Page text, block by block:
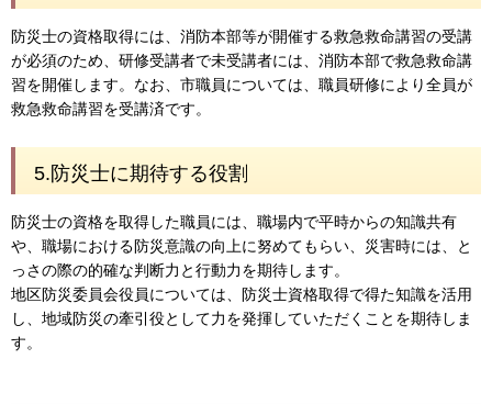
防災士の資格取得には、消防本部等が開催する救急救命講習の受講
が必須のため、研修受講者で未受講者には、消防本部で救急救命講
習を開催します。なお、市職員については、職員研修により全員が
救急救命講習を受講済です。
5.防災士に期待する役割
防災士の資格を取得した職員には、職場内で平時からの知識共有
や、職場における防災意識の向上に努めてもらい、災害時には、と
っさの際の的確な判断力と行動力を期待します。
地区防災委員会役員については、防災士資格取得で得た知識を活用
し、地域防災の牽引役として力を発揮していただくことを期待しま
す。